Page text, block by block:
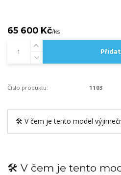
65 600 Kč/ks
Číslo produktu: 1103
🛠️ V čem je tento model
🛠️ V čem je tento